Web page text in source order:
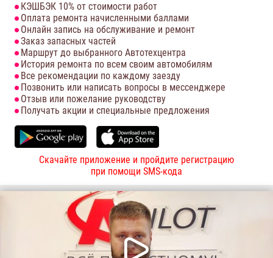
КЭШБЭК 10% от стоимости работ
Оплата ремонта начисленными баллами
Онлайн запись на обслуживание и ремонт
Заказ запасных частей
Маршрут до выбранного Автотехцентра
История ремонта по всем своим автомобилям
Все рекомендации по каждому заезду
Позвонить или написать вопросы в мессенджере
Отзыв или пожелание руководству
Получать акции и специальные предложения
Скачайте приложение и пройдите регистрацию
при помощи SMS-кода